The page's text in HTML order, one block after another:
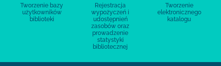
Tworzenie bazy
użytkowników
biblioteki
Rejestracja
wypożyczeń i
udostępnień
zasobów oraz
prowadzenie
statystyki
bibliotecznej
Tworzenie
elektronicznego
katalogu